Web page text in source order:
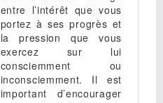
entre l’intérêt que vous
portez à ses progrès et
la pression que vous
exercez sur lui
consciemment ou
inconsciemment. Il est
important d’encourager